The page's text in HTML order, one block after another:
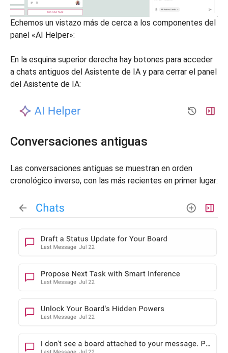
Echemos un vistazo más de cerca a los componentes del
panel «AI Helper»:
En la esquina superior derecha hay botones para acceder
a chats antiguos del Asistente de IA y para cerrar el panel
del Asistente de IA:
Conversaciones antiguas
Las conversaciones antiguas se muestran en orden
cronológico inverso, con las más recientes en primer lugar: